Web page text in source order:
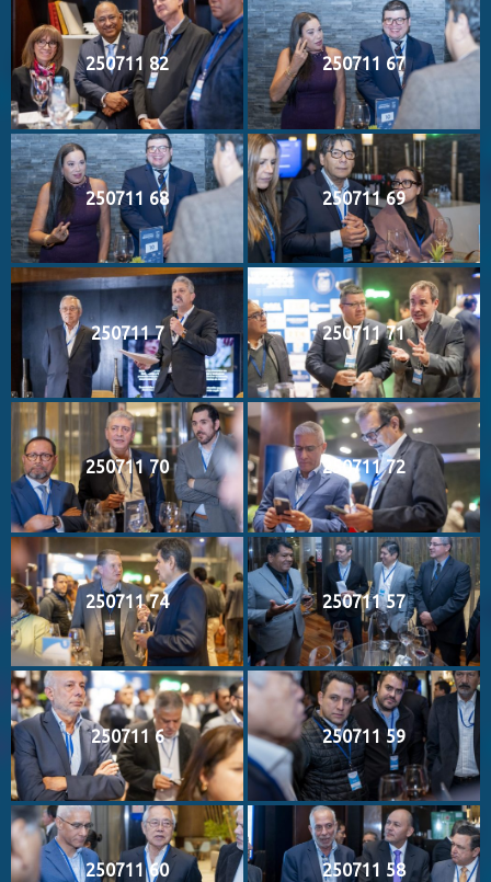
250711 82 250711 67
250711 68 250711 69
250711 7 250711 71
250711 70 250711 72
250711 74 250711 57
250711 6 250711 59
250711 60 250711 58